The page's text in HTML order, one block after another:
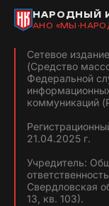
НАРОДНЫЙ
АНО «МЫ-
Сетевое
(Средство
Федеральной
коммуникаций
21.04.2025 г.
Учредитель:
Свердловская
13, кв. 103).